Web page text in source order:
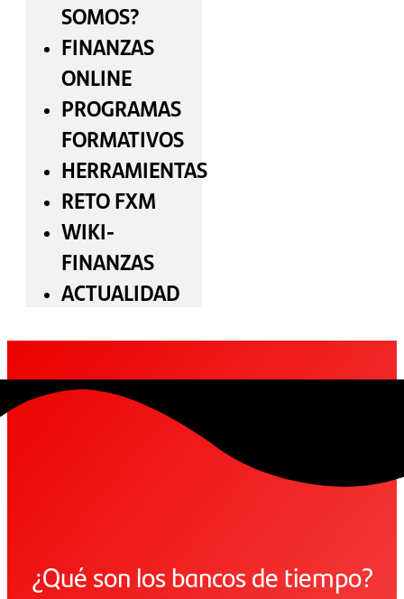
SOMOS?
FINANZAS
ONLINE
PROGRAMAS
FORMATIVOS
HERRAMIENTAS
RETO FXM
WIKI-
FINANZAS
ACTUALIDAD
¿Qué son los bancos de tiempo?